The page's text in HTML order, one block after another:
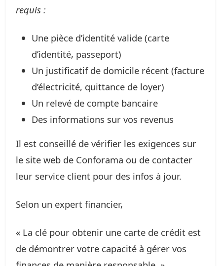
requis :
Une pièce d’identité valide (carte
d’identité, passeport)
Un justificatif de domicile récent (facture
d’électricité, quittance de loyer)
Un relevé de compte bancaire
Des informations sur vos revenus
Il est conseillé de vérifier les exigences sur
le site web de Conforama ou de contacter
leur service client pour des infos à jour.
Selon un expert financier,
« La clé pour obtenir une carte de crédit est
de démontrer votre capacité à gérer vos